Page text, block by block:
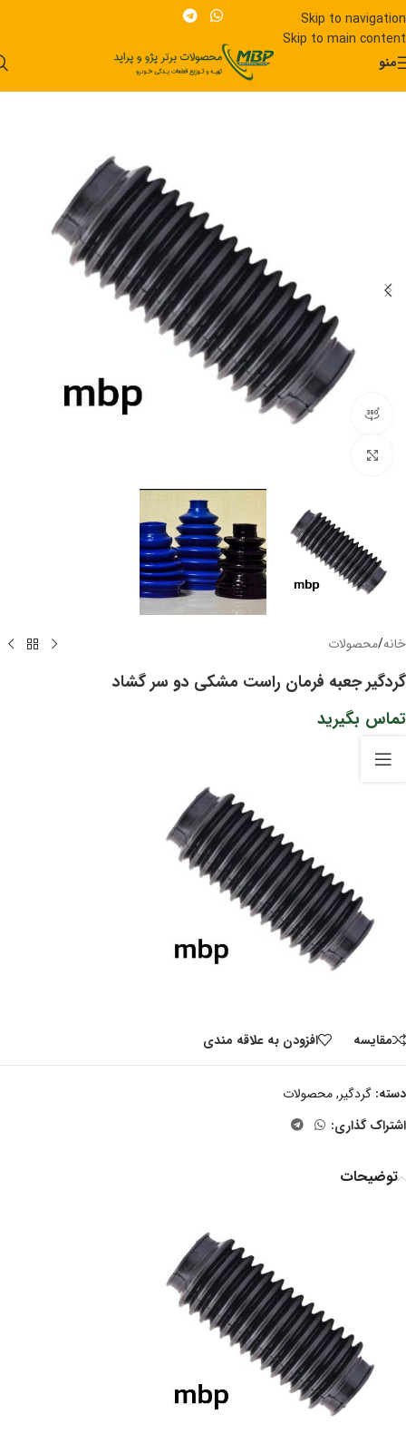
Skip to navigation
Skip to main content
منو
مشاهده 360 درجه
خانه/محصولات
گردگیر جعبه فرمان راست مشکی دو سر گشاد
تماس بگیرید
مقايسه افزودن به علاقه مندی
دسته: گردگیر,محصولات
اشتراک گذاری:
توضیحات